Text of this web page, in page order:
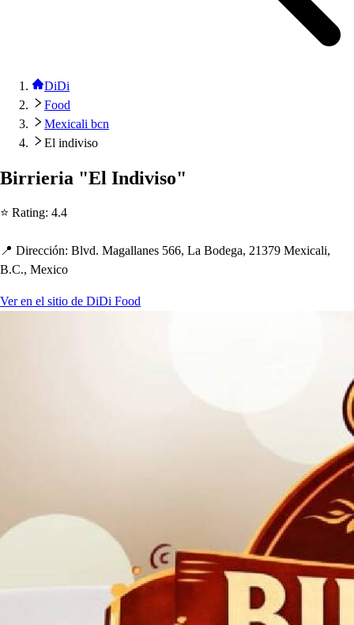
DiDi
Food
Mexicali bcn
El indiviso
Birrieria "El Indiviso"
⭐ Rating: 4.4
📍 Dirección: Blvd. Magallanes 566, La Bodega, 21379 Mexicali,
B.C., Mexico
Ver en el sitio de DiDi Food